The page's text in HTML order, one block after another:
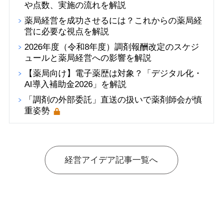
や点数、実施の流れを解説
薬局経営を成功させるには？これからの薬局経
営に必要な視点を解説
2026年度（令和8年度）調剤報酬改定のスケジ
ュールと薬局経営への影響を解説
【薬局向け】電子薬歴は対象？「デジタル化・
AI導入補助金2026」を解説
「調剤の外部委託」直送の扱いで薬剤師会が慎
重姿勢
経営アイデア記事一覧へ